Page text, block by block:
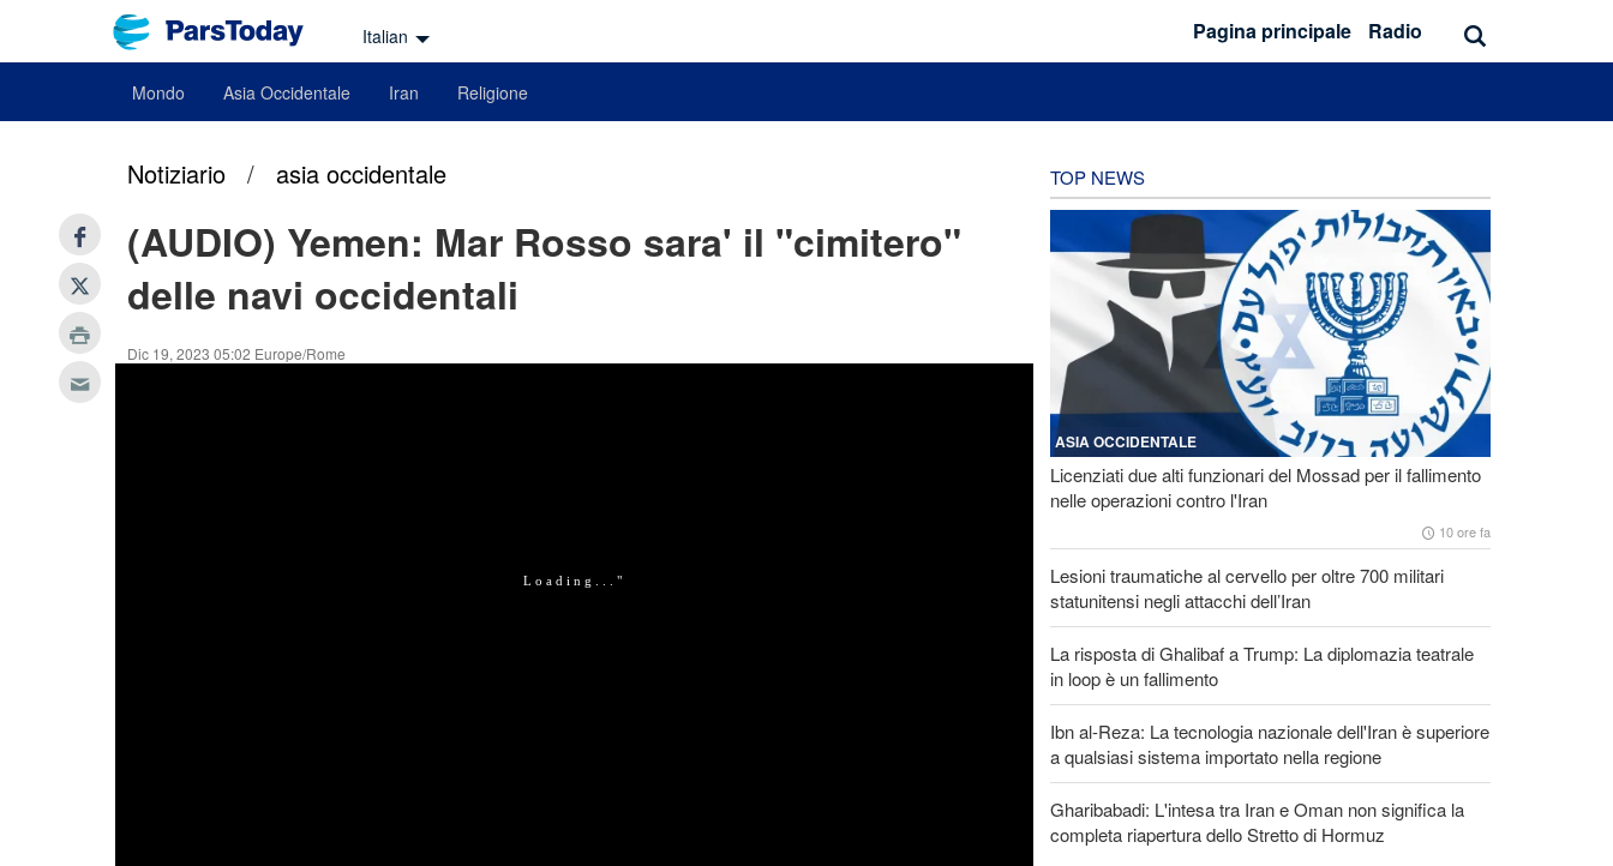
Italian Pagina principale Radio
Mondo Asia Occidentale Iran Religione
Notiziario / asia occidentale
(AUDIO) Yemen: Mar Rosso sara' il "cimitero"
delle navi occidentali
Dic 19, 2023 05:02 Europe/Rome
TOP NEWS
ASIA OCCIDENTALE
Licenziati due alti funzionari del Mossad per il fallimento
nelle operazioni contro l'Iran
10 ore fa
Lesioni traumatiche al cervello per oltre 700 militari
statunitensi negli attacchi dell’Iran
La risposta di Ghalibaf a Trump: La diplomazia teatrale
in loop è un fallimento
Ibn al-Reza: La tecnologia nazionale dell'Iran è superiore
a qualsiasi sistema importato nella regione
Gharibabadi: L'intesa tra Iran e Oman non significa la
completa riapertura dello Stretto di Hormuz